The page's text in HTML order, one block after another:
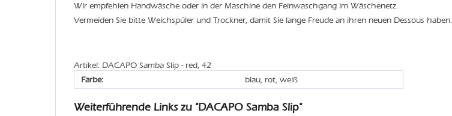
Wir empfehlen Handwäsche oder in der Maschine den Feinwaschgang im Wäschenetz.
Vermeiden Sie bitte Weichspüler und Trockner, damit Sie lange Freude an ihren neuen Dessous haben.
Artikel: DACAPO Samba Slip - red, 42
Farbe:
blau, rot, weiß
Weiterführende Links zu "DACAPO Samba Slip"